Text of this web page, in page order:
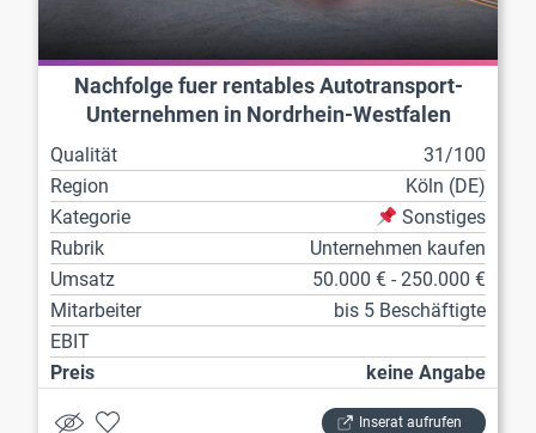
Nachfolge fuer rentables Autotransport-
Unternehmen in Nordrhein-Westfalen
Qualität
31/100
Region
Köln (DE)
Kategorie
Sonstiges
Rubrik
Unternehmen kaufen
Umsatz
50.000 € - 250.000 €
Mitarbeiter
bis 5 Beschäftigte
EBIT
Preis
keine Angabe
Inserat aufrufen